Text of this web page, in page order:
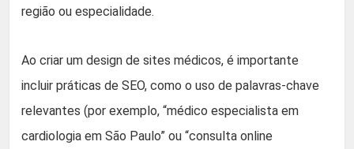
região ou especialidade.
Ao criar um design de sites médicos, é importante
incluir práticas de SEO, como o uso de palavras-chave
relevantes (por exemplo, “médico especialista em
cardiologia em São Paulo” ou “consulta online